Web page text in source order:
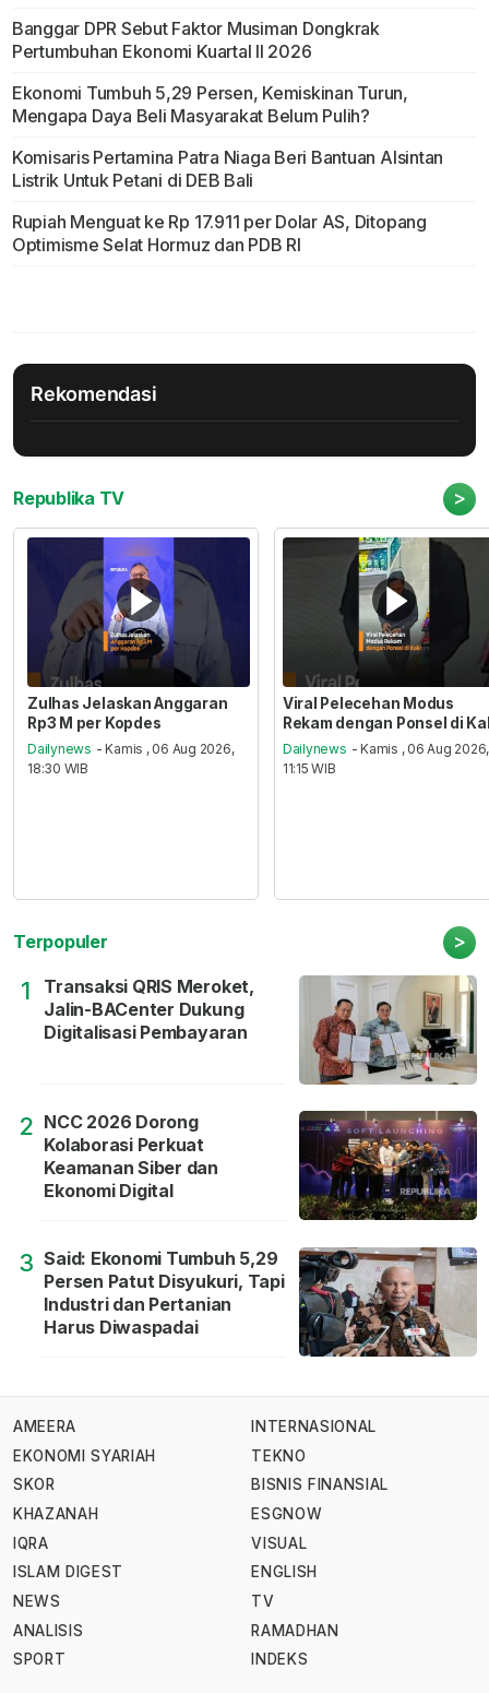
Banggar DPR Sebut Faktor Musiman Dongkrak
Pertumbuhan Ekonomi Kuartal II 2026
Ekonomi Tumbuh 5,29 Persen, Kemiskinan Turun,
Mengapa Daya Beli Masyarakat Belum Pulih?
Komisaris Pertamina Patra Niaga Beri Bantuan Alsintan
Listrik Untuk Petani di DEB Bali
Rupiah Menguat ke Rp 17.911 per Dolar AS, Ditopang
Optimisme Selat Hormuz dan PDB RI
Rekomendasi
Republika TV >
Zulhas Jelaskan Anggaran
Rp3 M per Kopdes
Dailynews - Kamis , 06 Aug 2026,
18:30 WIB
Viral Pelecehan Modus
Rekam dengan Ponsel di
Dailynews - Kamis , 06 Aug 2026,
11:15 WIB
Terpopuler >
1
Transaksi QRIS Meroket,
Jalin-BACenter Dukung
Digitalisasi Pembayaran
2 NCC 2026 Dorong
Kolaborasi Perkuat
Keamanan Siber dan
Ekonomi Digital
3 Said: Ekonomi Tumbuh 5,29
Persen Patut Disyukuri, Tapi
Industri dan Pertanian
Harus Diwaspadai
AMEERA
EKONOMI SYARIAH
SKOR
KHAZANAH
IQRA
ISLAM DIGEST
NEWS
ANALISIS
SPORT
INTERNASIONAL
TEKNO
BISNIS FINANSIAL
ESGNOW
VISUAL
ENGLISH
TV
RAMADHAN
INDEKS